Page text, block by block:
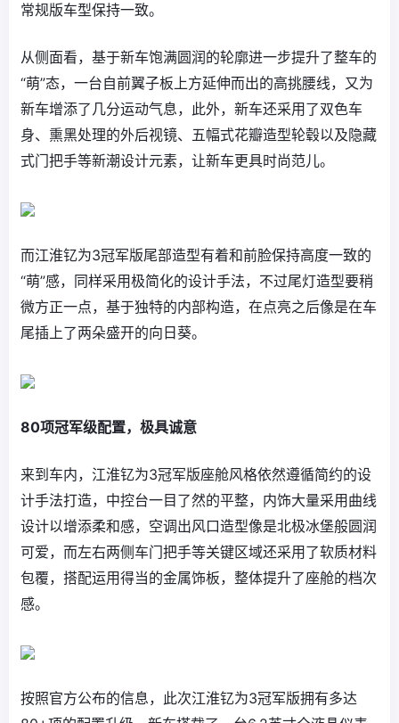
常规版车型保持一致。
从侧面看，基于新车饱满圆润的轮廓进一步提升了整车的
“萌”态，一台自前翼子板上方延伸而出的高挑腰线，又为
新车增添了几分运动气息，此外，新车还采用了双色车
身、熏黑处理的外后视镜、五幅式花瓣造型轮毂以及隐藏
式门把手等新潮设计元素，让新车更具时尚范儿。
而江淮钇为3冠军版尾部造型有着和前脸保持高度一致的
“萌”感，同样采用极简化的设计手法，不过尾灯造型要稍
微方正一点，基于独特的内部构造，在点亮之后像是在车
尾插上了两朵盛开的向日葵。
80项冠军级配置，极具诚意
来到车内，江淮钇为3冠军版座舱风格依然遵循简约的设
计手法打造，中控台一目了然的平整，内饰大量采用曲线
设计以增添柔和感，空调出风口造型像是北极冰堡般圆润
可爱，而左右两侧车门把手等关键区域还采用了软质材料
包覆，搭配运用得当的金属饰板，整体提升了座舱的档次
感。
按照官方公布的信息，此次江淮钇为3冠军版拥有多达